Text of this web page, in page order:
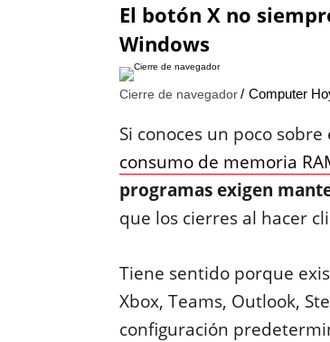
El botón X no
Windows
Cierre de navegador Computer
Si conoces un poco
consumo de memoria
programas exigen
que los cierres al hacer
Tiene sentido porque
Xbox, Teams, Outlook,
configuración